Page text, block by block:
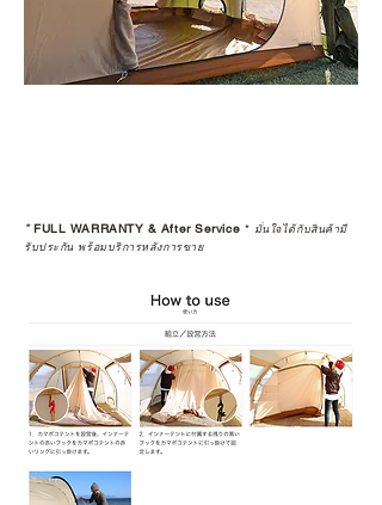
*FULL WARRANTY & After Service * มั่นใจได้กับสินค้ามี
รับประกัน พร้อมบริการหลังการขาย